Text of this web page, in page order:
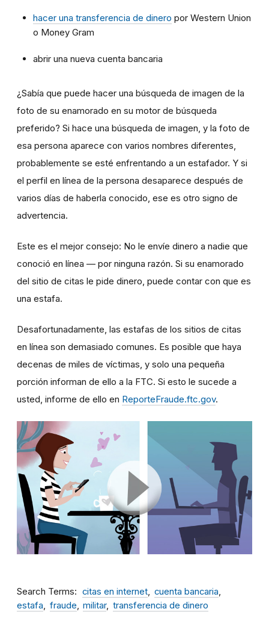
hacer una transferencia de dinero por Western Union
o Money Gram
abrir una nueva cuenta bancaria
¿Sabía que puede hacer una búsqueda de imagen de la
foto de su enamorado en su motor de búsqueda
preferido? Si hace una búsqueda de imagen, y la foto de
esa persona aparece con varios nombres diferentes,
probablemente se esté enfrentando a un estafador. Y si
el perfil en línea de la persona desaparece después de
varios días de haberla conocido, ese es otro signo de
advertencia.
Este es el mejor consejo: No le envíe dinero a nadie que
conoció en línea — por ninguna razón. Si su enamorado
del sitio de citas le pide dinero, puede contar con que es
una estafa.
Desafortunadamente, las estafas de los sitios de citas
en línea son demasiado comunes. Es posible que haya
decenas de miles de víctimas, y solo una pequeña
porción informan de ello a la FTC. Si esto le sucede a
usted, informe de ello en ReporteFraude.ftc.gov.
Search Terms citas en internet
cuenta bancaria
estafa
fraude militar transferencia de dinero